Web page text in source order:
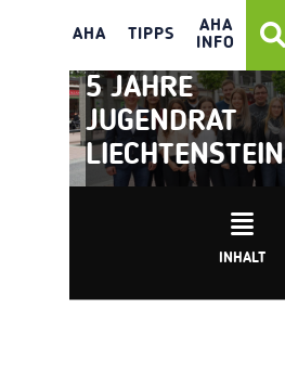
AHA TIPPS
AHA
INFO
5 JAHRE
JUGENDRAT
LIECHTENSTEIN
INHALT